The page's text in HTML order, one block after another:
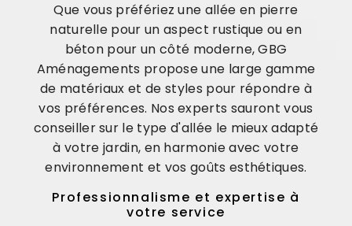
Que vous préfériez une allée en pierre
naturelle pour un aspect rustique ou en
béton pour un côté moderne, GBG
Aménagements propose une large gamme
de matériaux et de styles pour répondre à
vos préférences. Nos experts sauront vous
conseiller sur le type d'allée le mieux adapté
à votre jardin, en harmonie avec votre
environnement et vos goûts esthétiques.
Professionnalisme et expertise à
votre service